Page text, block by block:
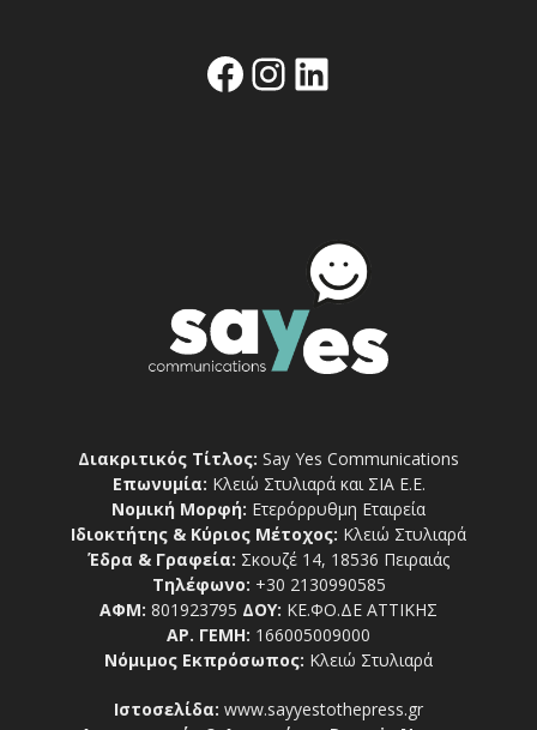
Facebook
Instagram
Linkedin
Διακριτικός Τίτλος: Say Yes Communications
Επωνυμία: Κλειώ Στυλιαρά και ΣΙΑ Ε.Ε.
Νομική Μορφή: Ετερόρρυθμη Εταιρεία
Ιδιοκτήτης & Κύριος Μέτοχος: Κλειώ Στυλιαρά
Έδρα & Γραφεία: Σκουζέ 14, 18536 Πειραιάς
Τηλέφωνο: +30 2130990585
ΑΦΜ: 801923795 ΔΟΥ: ΚΕ.ΦΟ.ΔΕ ΑΤΤΙΚΗΣ
ΑΡ. ΓΕΜΗ: 166005009000
Νόμιμος Εκπρόσωπος: Κλειώ Στυλιαρά
Ιστοσελίδα: www.sayyestothepress.gr